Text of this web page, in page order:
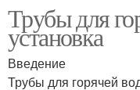
Трубы для
установка
Введение
Трубы для горячей